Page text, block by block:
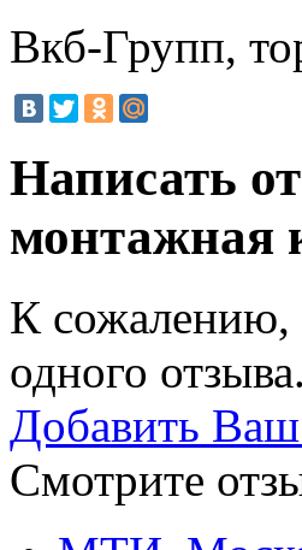
Вкб-Групп,
Написать
монтажная
К сожалению,
одного отзыва.
Добавить
Смотрите